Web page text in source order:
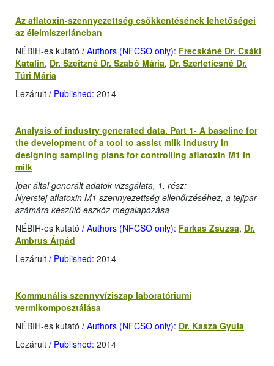
Az aflatoxin-szennyezettség csökkentésének lehetőségei
az élelmiszerláncban
NÉBIH-es kutató / Authors (NFCSO only): Frecskáné Dr. Csáki
Katalin, Dr. Szeitzné Dr. Szabó Mária, Dr. Szerleticsné Dr.
Túri Mária
Lezárult / Published: 2014
Analysis of industry generated data. Part 1- A baseline for
the development of a tool to assist milk industry in
designing sampling plans for controlling aflatoxin M1 in
milk
Ipar által generált adatok vizsgálata, 1. rész:
Nyerstej aflatoxin M1 szennyezettség ellenőrzéséhez, a tejipar
számára készülő eszköz megalapozása
NÉBIH-es kutató / Authors (NFCSO only): Farkas Zsuzsa, Dr.
Ambrus Árpád
Lezárult / Published: 2014
Kommunális szennyvíziszap laboratóriumi
vermikomposztálása
NÉBIH-es kutató / Authors (NFCSO only): Dr. Kasza Gyula
Lezárult / Published: 2014